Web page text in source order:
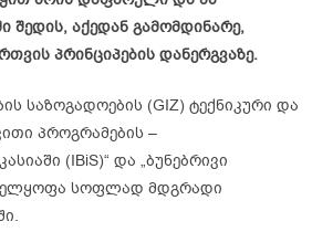
შედის, აქედან გამომდინარე,
პრინციპების დანერგვაზე.
საზოგადოების (GIZ) ტექნიკური და
პროგრამების –
(IBiS)“ და „ბუნებრივი
სოფლად მდგრადი